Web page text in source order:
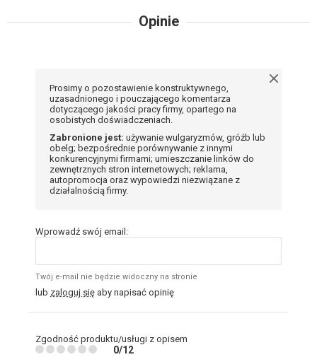
Opinie
Prosimy o pozostawienie konstruktywnego,
uzasadnionego i pouczającego komentarza
dotyczącego jakości pracy firmy, opartego na
osobistych doświadczeniach.
Zabronione jest: używanie wulgaryzmów, gróźb lub
obelg; bezpośrednie porównywanie z innymi
konkurencyjnymi firmami; umieszczanie linków do
zewnętrznych stron internetowych; reklama,
autopromocja oraz wypowiedzi niezwiązane z
działalnością firmy.
Wprowadź swój email:
Twój e-mail nie będzie widoczny na stronie
lub zaloguj się aby napisać opinię
Zgodność produktu/usługi z opisem
0/12